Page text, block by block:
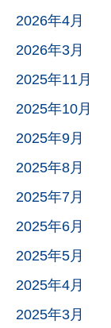
2026年4月
2026年3月
2025年11月
2025年10月
2025年9月
2025年8月
2025年7月
2025年6月
2025年5月
2025年4月
2025年3月